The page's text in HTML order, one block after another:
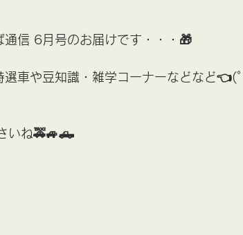
信 6月号のお届けです・・・🎁
車や豆知識・雑学コーナーなどなど👈(
いね🚕🚙🛻